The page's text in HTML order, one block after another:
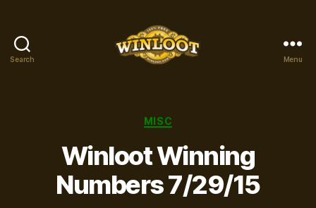
Search Menu
Categories
MISC
Winloot Winning
Numbers 7/29/15